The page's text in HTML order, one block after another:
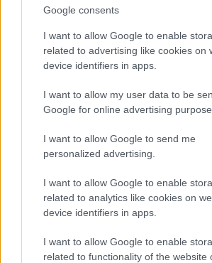
Google consents
I want to allow Google to enable
related to advertising like cookies on
device identifiers in apps.
I want to allow my user data to be
Google for online advertising
I want to allow Google to send me
personalized advertising.
I want to allow Google to enable
related to analytics like cookies on
device identifiers in apps.
I want to allow Google to enable
related to functionality of the website
Ha nincs férfi, csábítson el egy
Fotó: . / Northfoto
Jön még kép!